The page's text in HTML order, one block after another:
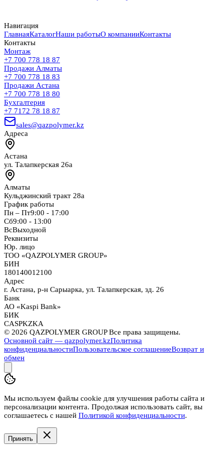
Навигация
ГлавнаяКаталогНаши работыО компанииКонтакты
Контакты
Монтаж
+7 700 778 18 87
Продажи Алматы
+7 700 778 18 83
Продажи Астана
+7 700 778 18 80
Бухгалтерия
+7 7172 78 18 87
sales@qazpolymer.kz
Адреса
Астана
ул. Талапкерская 26а
Алматы
Кульджинский тракт 28а
График работы
Пн – Пт9:00 - 17:00
Сб9:00 - 13:00
ВсВыходной
Реквизиты
Юр. лицо
ТОО «QAZPOLYMER GROUP»
БИН
180140012100
Адрес
г. Астана, р-н Сарыарка, ул. Талапкерская, зд. 26
Банк
АО «Kaspi Bank»
БИК
CASPKZKA
© 2026 QAZPOLYMER GROUP Все права защищены.
Основной сайт — qazpolymer.kzПолитика
конфиденциальностиПользовательское соглашениеВозврат и
обмен
Мы используем файлы cookie для улучшения работы сайта и
персонализации контента. Продолжая использовать сайт, вы
соглашаетесь с нашей Политикой конфиденциальности.
Принять